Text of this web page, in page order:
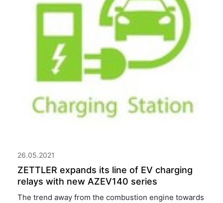
26.05.2021
ZETTLER expands its line of EV charging
relays with new AZEV140 series
The trend away from the combustion engine towards